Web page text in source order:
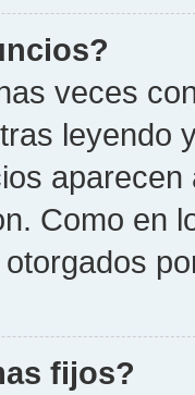
veces
leyendo
Como en
fijos?